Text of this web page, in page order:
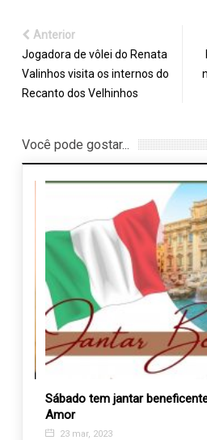
Anterior
Jogadora de vôlei do Renata
Valinhos visita os internos do
Recanto dos Velhinhos
Você pode gostar...
Sábado tem jantar
Amor
23 mar, 2023